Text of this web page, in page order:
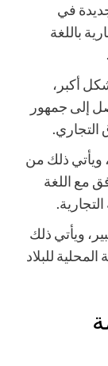
في
باللغة
أكبر،
إلى جمهور
التجاري.
ويأتي ذلك من
مع اللغة
ويأتي ذلك
للبلاد